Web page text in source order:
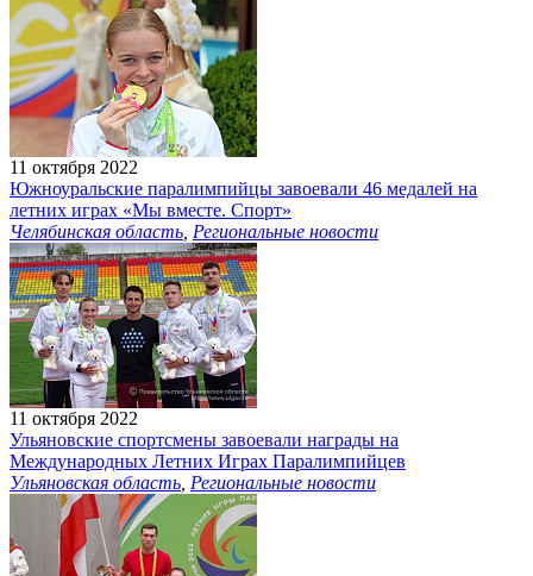
11 октября 2022
Южноуральские паралимпийцы завоевали 46 медалей на
летних играх «Мы вместе. Спорт»
Челябинская область Региональные новости
11 октября 2022
Ульяновские спортсмены завоевали награды на
Международных Летних Играх Паралимпийцев
Ульяновская область Региональные новости